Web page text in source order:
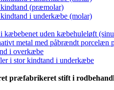
(præmolar)
i underkæbe (molar)
kæbebenet uden kæbehuleløft
metal med påbrændt porcelæn
i overkæbe
i stor kindtand i underkæbe
præfabrikeret stift i